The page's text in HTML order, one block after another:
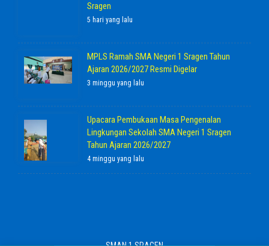
Sragen
5 hari yang lalu
MPLS Ramah SMA Negeri 1 Sragen Tahun
Ajaran 2026/2027 Resmi Digelar
3 minggu yang lalu
Upacara Pembukaan Masa Pengenalan
Lingkungan Sekolah SMA Negeri 1 Sragen
Tahun Ajaran 2026/2027
4 minggu yang lalu